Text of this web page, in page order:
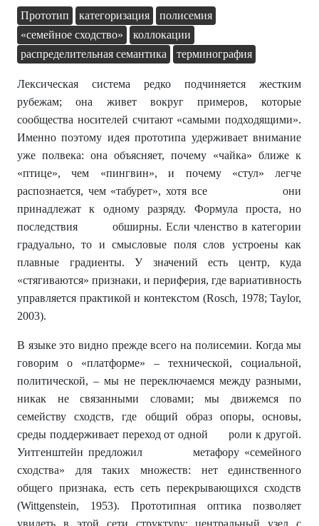
Прототип категоризация
полисемия
«семейное сходство»
коллокации
распределительная семантика
терминография
Лексическая система редко подчиняется жестким
рубежам; она живет вокруг примеров, которые
сообщества носителей считают «самыми подходящими».
Именно поэтому идея прототипа удерживает внимание
уже полвека: она объясняет, почему «чайка» ближе к
«птице», чем «пингвин», и почему «стул» легче
распознается, чем «табурет», хотя все они
принадлежат к одному разряду. Формула проста, но
последствия обширны. Если членство в категории
градуально, то и смысловые поля слов устроены как
плавные градиенты. У значений есть центр, куда
«стягиваются» признаки, и периферия, где вариативность
управляется практикой и контекстом (Rosch, 1978; Taylor,
2003).
В языке это видно прежде всего на полисемии. Когда мы
говорим о «платформе» – технической, социальной,
политической, – мы не переключаемся между разными,
никак не связанными словами; мы движемся по
семейству сходств, где общий образ опоры, основы,
среды поддерживает переход от одной роли к другой.
Уитгенштейн предложил метафору «семейного
сходства» для таких множеств: нет единственного
общего признака, есть сеть перекрывающихся сходств
(Wittgenstein, 1953). Прототипная оптика позволяет